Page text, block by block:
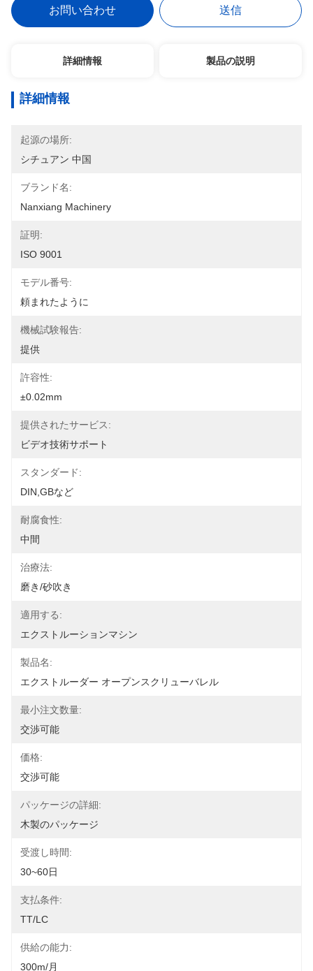
お問い合わせ 送信
詳細情報 製品の説明
詳細情報
起源の場所:
シチュアン 中国
ブランド名:
Nanxiang Machinery
証明:
ISO 9001
モデル番号:
頼まれたように
機械試験報告:
提供
許容性:
±0.02mm
提供されたサービス:
ビデオ技術サポート
スタンダード:
DIN,GBなど
耐腐食性:
中間
治療法:
磨き/砂吹き
適用する:
エクストルーションマシン
製品名:
エクストルーダー オープンスクリューバレル
最小注文数量:
交渉可能
価格:
交渉可能
パッケージの詳細:
木製のパッケージ
受渡し時間:
30~60日
支払条件:
TT/LC
供給の能力:
300m/月